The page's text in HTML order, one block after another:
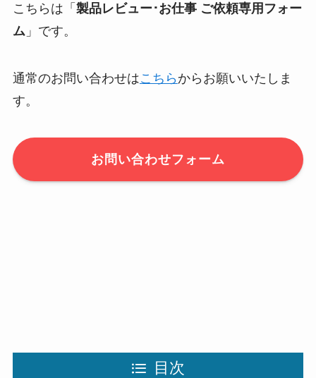
こちらは「 製品レビュー･お仕事 ご依頼専用フォー
ム 」です。
通常のお問い合わせはこちら からお願いいたしま
す。
お問い合わせフォーム
目次